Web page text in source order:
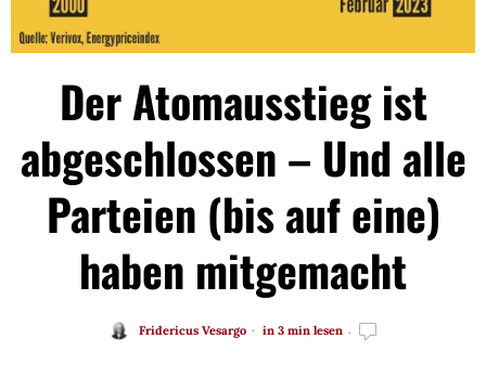
Der Atomausstieg ist
abgeschlossen – Und alle
Parteien (bis auf eine)
haben mitgemacht
Fridericus Vesargo in 3 min lesen